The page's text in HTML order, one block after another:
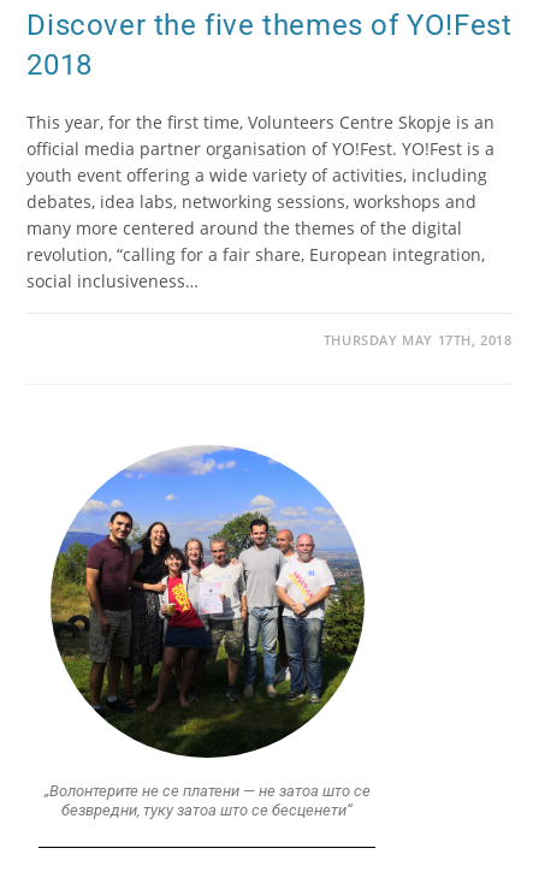
Discover the five themes of YO!Fest
2018
This year, for the first time, Volunteers Centre Skopje is an
official media partner organisation of YO!Fest. YO!Fest is a
youth event offering a wide variety of activities, including
debates, idea labs, networking sessions, workshops and
many more centered around the themes of the digital
revolution, “calling for a fair share, European integration,
social inclusiveness…
THURSDAY MAY 17TH, 2018
„Волонтерите не се платени — не затоа што се
безвредни, туку затоа што се бесценети“